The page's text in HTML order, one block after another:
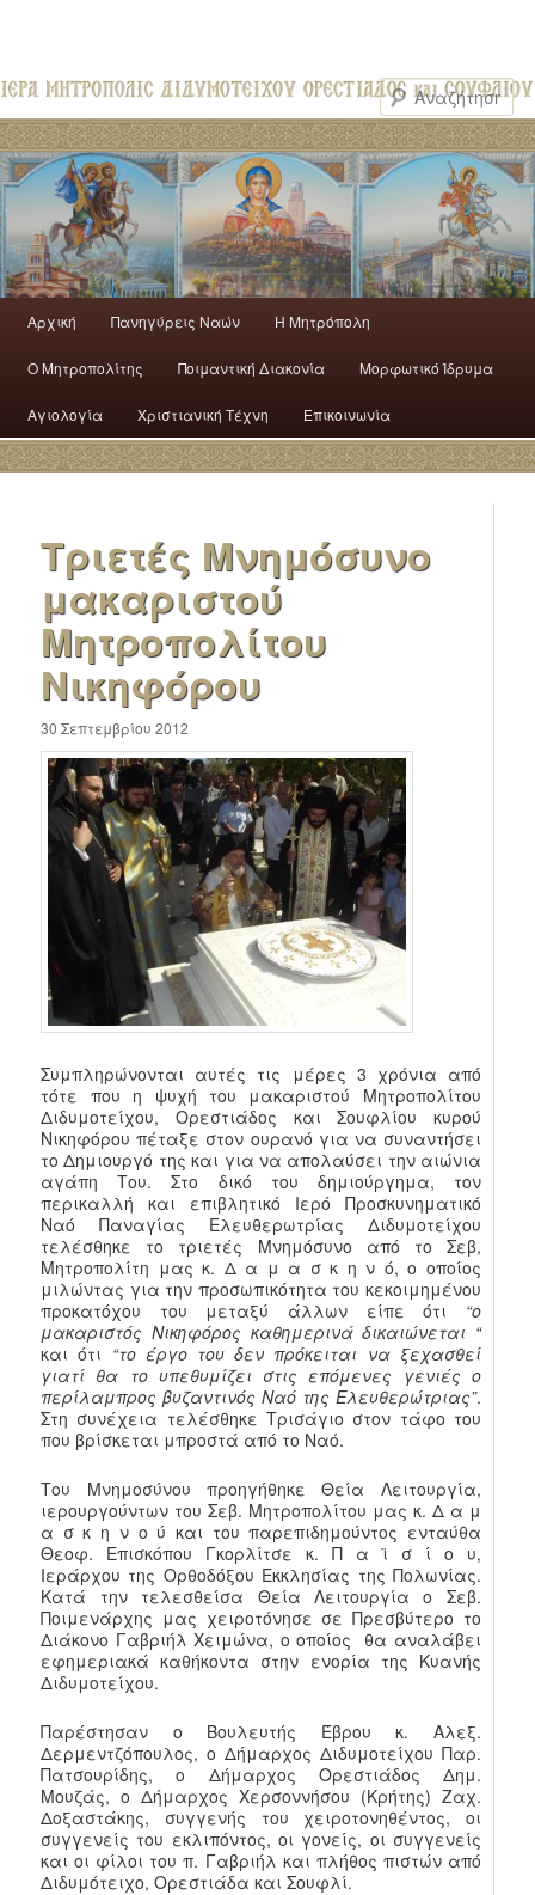
Αρχική Πανηγύρεις Ναών H Mητρόπολη
Ο Mητροπολίτης Ποιμαντική Διακονία Μορφωτικό Ίδρυμα
Αγιολογία Χριστιανική Τέχνη Επικοινωνία
Τριετές Μνημόσυνο
μακαριστού
Μητροπολίτου
Νικηφόρου
30 Σεπτεμβρίου 2012
Συμπληρώνονται αυτές τις μέρες 3 χρόνια από
τότε που η ψυχή του μακαριστού Μητροπολίτου
Διδυμοτείχου, Ορεστιάδος και Σουφλίου κυρού
Νικηφόρου πέταξε στον ουρανό για να συναντήσει
το Δημιουργό της και για να απολαύσει την αιώνια
αγάπη Του. Στο δικό του δημιούργημα, τον
περικαλλή και επιβλητικό Ιερό Προσκυνηματικό
Ναό Παναγίας Ελευθερωτρίας Διδυμοτείχου
τελέσθηκε το τριετές Μνημόσυνο από το Σεβ,
Μητροπολίτη μας κ. Δ α μ α σ κ η ν ό, ο οποίος
μιλώντας για την προσωπικότητα του κεκοιμημένου
προκατόχου του μεταξύ άλλων είπε ότι “ο
μακαριστός Νικηφόρος καθημερινά δικαιώνεται “
και ότι “το έργο του δεν πρόκειται να ξεχασθεί
γιατί θα το υπεθυμίζει στις επόμενες γενιές ο
περίλαμπρος βυζαντινός Ναό της Ελευθερώτριας”.
Στη συνέχεια τελέσθηκε Τρισάγιο στον τάφο του
που βρίσκεται μπροστά από το Ναό.
Του Μνημοσύνου προηγήθηκε Θεία Λειτουργία,
ιερουργούντων του Σεβ. Μητροπολίτου μας κ. Δ α μ
α σ κ η ν ο ύ και του παρεπιδημούντος ενταύθα
Θεοφ. Επισκόπου Γκορλίτσε κ. Π α ϊ σ ί ο υ,
Ιεράρχου της Ορθοδόξου Εκκλησίας της Πολωνίας.
Κατά την τελεσθείσα Θεία Λειτουργία ο Σεβ.
Ποιμενάρχης μας χειροτόνησε σε Πρεσβύτερο το
Διάκονο Γαβριήλ Χειμώνα, ο οποίος θα αναλάβει
εφημεριακά καθήκοντα στην ενορία της Κυανής
Διδυμοτείχου.
Παρέστησαν ο Βουλευτής Έβρου κ. Αλεξ.
Δερμεντζόπουλος, ο Δήμαρχος Διδυμοτείχου Παρ.
Πατσουρίδης, ο Δήμαρχος Ορεστιάδος Δημ.
Μουζάς, ο Δήμαρχος Χερσοννήσου (Κρήτης) Ζαχ.
Δοξαστάκης, συγγενής του χειροτονηθέντος, οι
συγγενείς του εκλιπόντος, οι γονείς, οι συγγενείς
και οι φίλοι του π. Γαβριήλ και πλήθος πιστών από
Διδυμότειχο, Ορεστιάδα και Σουφλί.